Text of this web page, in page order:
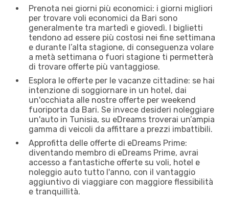
Prenota nei giorni più economici: i giorni migliori
per trovare voli economici da Bari sono
generalmente tra martedì e giovedì. I biglietti
tendono ad essere più costosi nei fine settimana
e durante l’alta stagione, di conseguenza volare
a metà settimana o fuori stagione ti permetterà
di trovare offerte più vantaggiose.
Esplora le offerte per le vacanze cittadine: se hai
intenzione di soggiornare in un hotel, dai
un'occhiata alle nostre offerte per weekend
fuoriporta da Bari. Se invece desideri noleggiare
un'auto in Tunisia, su eDreams troverai un’ampia
gamma di veicoli da affittare a prezzi imbattibili.
Approfitta delle offerte di eDreams Prime:
diventando membro di eDreams Prime, avrai
accesso a fantastiche offerte su voli, hotel e
noleggio auto tutto l'anno, con il vantaggio
aggiuntivo di viaggiare con maggiore flessibilità
e tranquillità.